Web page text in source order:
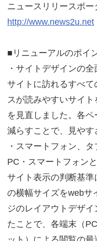
ニュースリリースポー
http://www.news2u.net
■リニューアルのポイ
・サイトデザインの全
サイトに訪れるすべ
スが読みやすいサイ
を見直しました。各
減らすことで、見やす
・スマートフォン、
PC・スマートフォン
サイト表示の判断基
の横幅サイズをwebサ
ジのレイアウトデザ
たことで、各端末（